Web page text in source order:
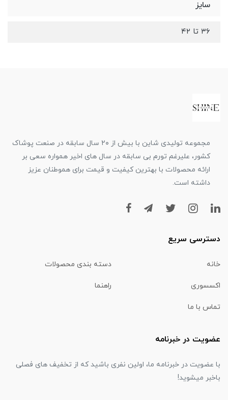
سایز
۳۶ تا ۴۲
مجموعه تولیدی شاین با بیش از ۲۰ سال سابقه در صنعت پوشاک
کشور، علیرغم تورم بی سابقه در سال های اخیر همواره سعی بر
ارائه محصولات با بهترین کیفیت و قیمت برای هموطنان عزیز
داشته است.
دسترسی سریع
خانه دسته بندی محصولات
اکسسوری راهنما
تماس با ما
عضویت در خبرنامه
با عضویت در خبرنامه ما، اولین نفری باشید که از تخفیف های فصلی
باخبر میشوید!